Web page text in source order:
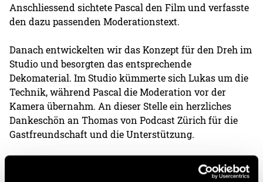
Anschliessend sichtete Pascal den Film und verfasste
den dazu passenden Moderationstext.
Danach entwickelten wir das Konzept für den Dreh im
Studio und besorgten das entsprechende
Dekomaterial. Im Studio kümmerte sich Lukas um die
Technik, während Pascal die Moderation vor der
Kamera übernahm. An dieser Stelle ein herzliches
Dankeschön an Thomas von Podcast Zürich für die
Gastfreundschaft und die Unterstützung.